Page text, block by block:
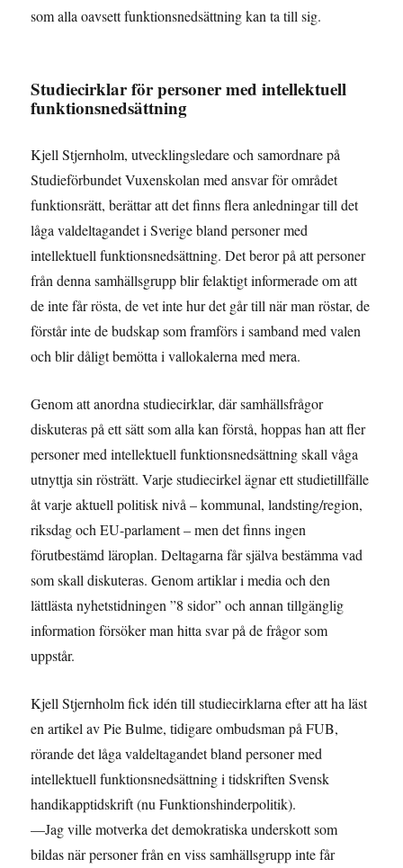
som alla oavsett funktionsnedsättning kan ta till sig.
Studiecirklar för personer med intellektuell
funktionsnedsättning
Kjell Stjernholm, utvecklingsledare och samordnare på
Studieförbundet Vuxenskolan med ansvar för området
funktionsrätt, berättar att det finns flera anledningar till det
låga valdeltagandet i Sverige bland personer med
intellektuell funktionsnedsättning. Det beror på att personer
från denna samhällsgrupp blir felaktigt informerade om att
de inte får rösta, de vet inte hur det går till när man röstar, de
förstår inte de budskap som framförs i samband med valen
och blir dåligt bemötta i vallokalerna med mera.
Genom att anordna studiecirklar, där samhällsfrågor
diskuteras på ett sätt som alla kan förstå, hoppas han att fler
personer med intellektuell funktionsnedsättning skall våga
utnyttja sin rösträtt. Varje studiecirkel ägnar ett studietillfälle
åt varje aktuell politisk nivå – kommunal, landsting/region,
riksdag och EU-parlament – men det finns ingen
förutbestämd läroplan. Deltagarna får själva bestämma vad
som skall diskuteras. Genom artiklar i media och den
lättlästa nyhetstidningen ”8 sidor” och annan tillgänglig
information försöker man hitta svar på de frågor som
uppstår.
Kjell Stjernholm fick idén till studiecirklarna efter att ha läst
en artikel av Pie Bulme, tidigare ombudsman på FUB,
rörande det låga valdeltagandet bland personer med
intellektuell funktionsnedsättning i tidskriften Svensk
handikapptidskrift (nu Funktionshinderpolitik).
—Jag ville motverka det demokratiska underskott som
bildas när personer från en viss samhällsgrupp inte får